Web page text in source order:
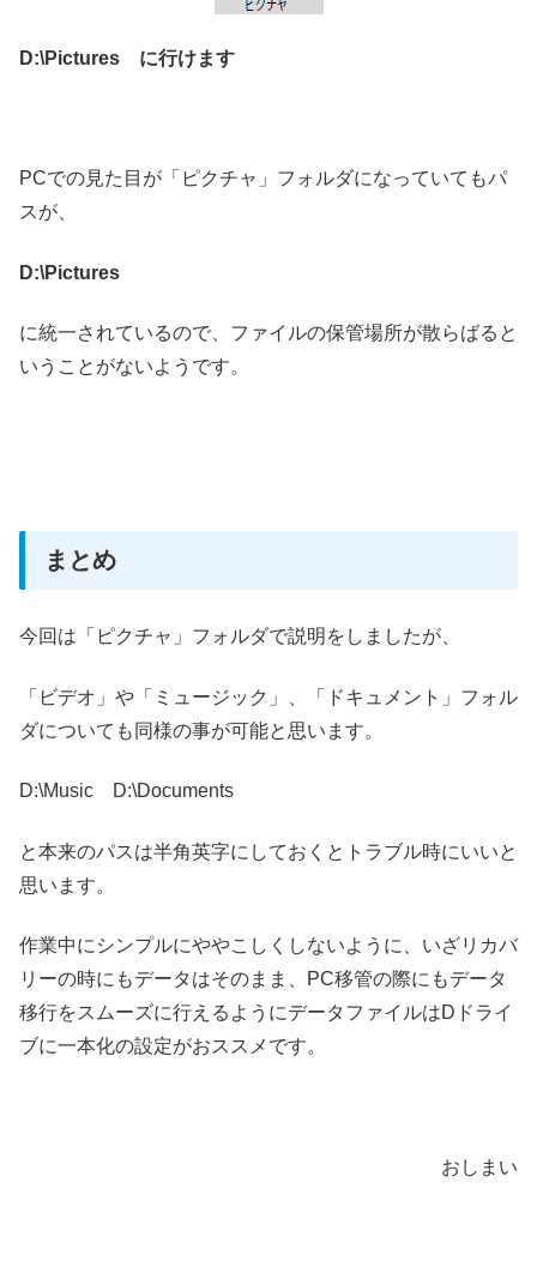
D:\Pictures に行けます
PCでの見た目が「ピクチャ」フォルダになっていてもパ
スが、
D:\Pictures
に統一されているので、ファイルの保管場所が散らばると
いうことがないようです。
まとめ
今回は「ピクチャ」フォルダで説明をしましたが、
「ビデオ」や「ミュージック」、「ドキュメント」フォル
ダについても同様の事が可能と思います。
D:\Music D:\Documents
と本来のパスは半角英字にしておくとトラブル時にいいと
思います。
作業中にシンプルにややこしくしないように、いざリカバ
リーの時にもデータはそのまま、PC移管の際にもデータ
移行をスムーズに行えるようにデータファイルはDドライ
ブに一本化の設定がおススメです。
おしまい